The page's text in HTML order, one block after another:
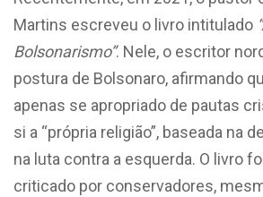
Martins escreveu o livro intitulado
Bolsonarismo”. Nele, o escritor
postura de Bolsonaro, afirmando
apenas se apropriado de pautas
si a “própria religião”, baseada na
na luta contra a esquerda. O livro
criticado por conservadores,